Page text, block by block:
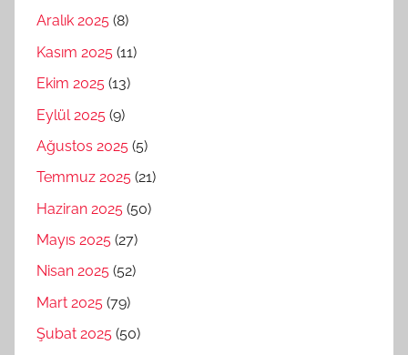
Aralık 2025 (8)
Kasım 2025 (11)
Ekim 2025 (13)
Eylül 2025 (9)
Ağustos 2025 (5)
Temmuz 2025 (21)
Haziran 2025 (50)
Mayıs 2025 (27)
Nisan 2025 (52)
Mart 2025 (79)
Şubat 2025 (50)